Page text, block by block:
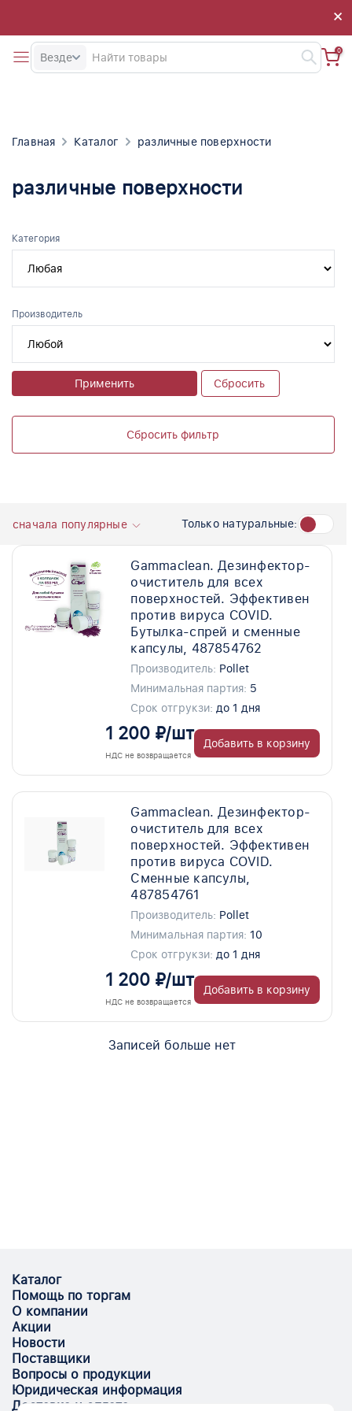
×
×
Везде
0
Главная Каталог различные поверхности
различные поверхности
Категория
Производитель
Применить Сбросить
Сбросить фильтр
сначала популярные Только натуральные:
Gammaclean. Дезинфектор-
очиститель для всех
поверхностей. Эффективен
против вируса COVID.
Бутылка-спрей и сменные
капсулы, 487854762
Производитель: Pollet
Минимальная партия: 5
Срок отгрукзи: до 1 дня
1 200 ₽/шт
НДС не возвращается
Добавить в корзину
Gammaclean. Дезинфектор-
очиститель для всех
поверхностей. Эффективен
против вируса COVID.
Сменные капсулы,
487854761
Производитель: Pollet
Минимальная партия: 10
Срок отгрукзи: до 1 дня
1 200 ₽/шт
НДС не возвращается
Добавить в корзину
Записей больше нет
Каталог
Помощь по торгам
О компании
Акции
Новости
Поставщики
Вопросы о продукции
Юридическая информация
Доставка и оплата